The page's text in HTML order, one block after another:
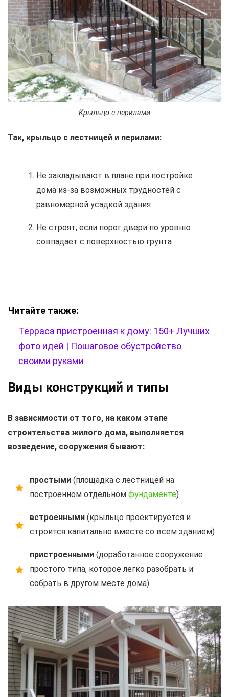
Крыльцо с перилами
Так, крыльцо с лестницей и перилами:
Не закладывают в плане при постройке
дома из-за возможных трудностей с
равномерной усадкой здания
Не строят, если порог двери по уровню
совпадает с поверхностью грунта
Читайте также:
Терраса пристроенная к дому: 150+ Лучших
фото идей | Пошаговое обустройство
своими руками
Виды конструкций и типы
В зависимости от того, на каком этапе
строительства жилого дома, выполняется
возведение, сооружения бывают:
простыми (площадка с лестницей на
построенном отдельном фундаменте)
встроенными (крыльцо проектируется и
строится капитально вместе со всем зданием)
пристроенными (доработанное сооружение
простого типа, которое легко разобрать и
собрать в другом месте дома)